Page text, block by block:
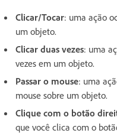
Clicar/Tocar: uma ação
um objeto.
Clicar duas vezes: uma
vezes em um objeto.
Passar o mouse: uma
mouse sobre um objeto.
Clique com o botão
que você clica com o